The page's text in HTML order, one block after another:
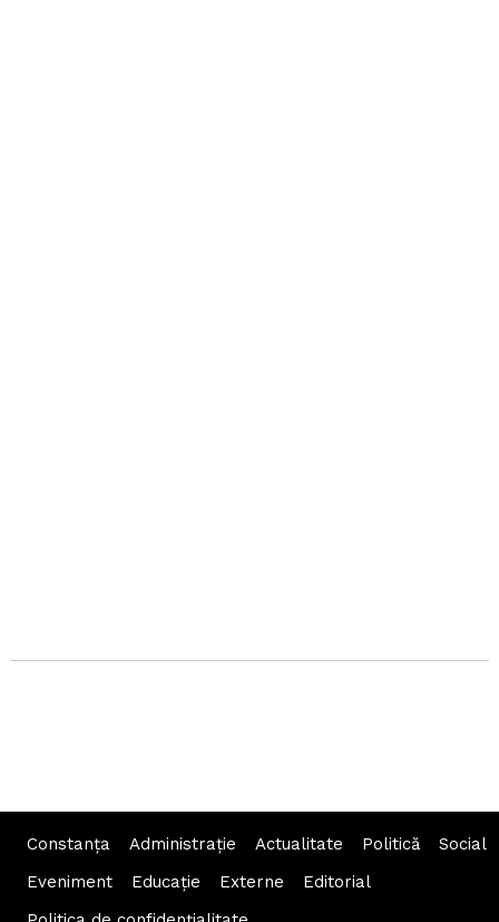
Constanța Administraţie Actualitate Politică
Social
Eveniment
Educaţie Externe
Editorial